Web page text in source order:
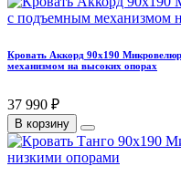
Кровать Аккорд 90х190
механизмом на высоких опорах
37 990 ₽
В корзину